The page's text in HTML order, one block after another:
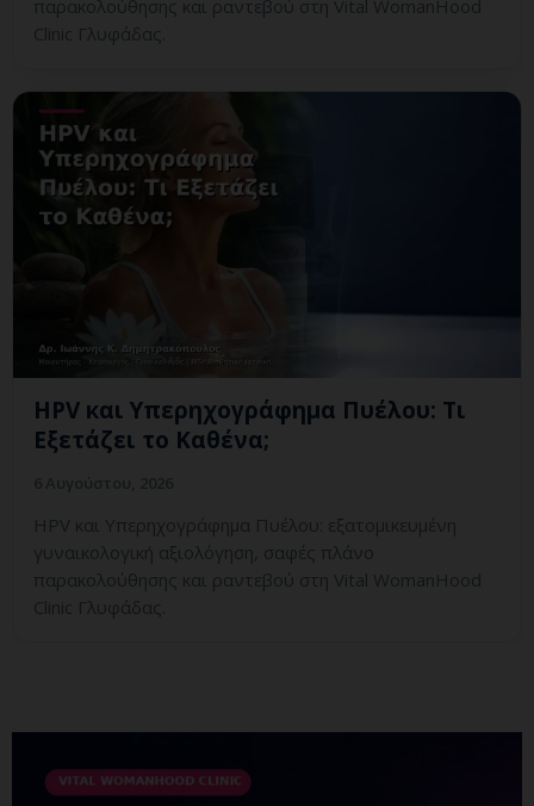
παρακολούθησης και ραντεβού στη Vital WomanHood
Clinic Γλυφάδας.
HPV και Υπερηχογράφημα Πυέλου: Τι
Εξετάζει το Καθένα;
HPV και Υπερηχογράφημα Πυέλου: εξατομικευμένη
γυναικολογική αξιολόγηση, σαφές πλάνο
παρακολούθησης και ραντεβού στη Vital WomanHood
Clinic Γλυφάδας.